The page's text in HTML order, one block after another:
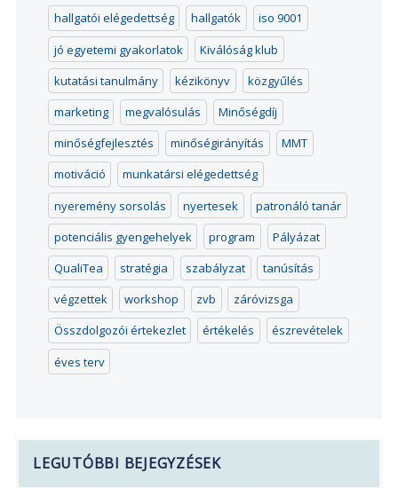
hallgatói elégedettség
hallgatók
iso 9001
jó egyetemi gyakorlatok
Kiválóság klub
kutatási tanulmány
kézikönyv
közgyűlés
marketing
megvalósulás
Minőségdíj
minőségfejlesztés
minőségirányítás
MMT
motiváció
munkatársi elégedettség
nyeremény sorsolás
nyertesek
patronáló tanár
potenciális gyengehelyek
program
Pályázat
QualiTea
stratégia szabályzat
tanúsítás
végzettek
workshop zvb
záróvizsga
Összdolgozói értekezlet
értékelés
észrevételek
éves terv
LEGUTÓBBI BEJEGYZÉSEK